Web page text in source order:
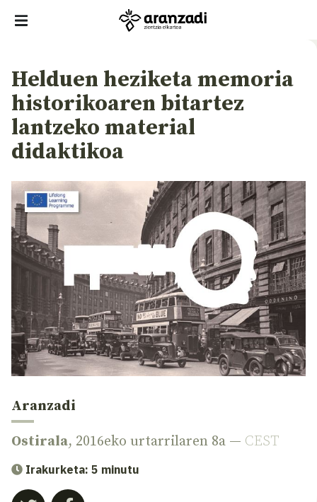
Helduen heziketa memoria
historikoaren bitartez
lantzeko material
didaktikoa
Aranzadi
Ostirala, 2016eko urtarrilaren 8a — CEST
Irakurketa: 5 minutu